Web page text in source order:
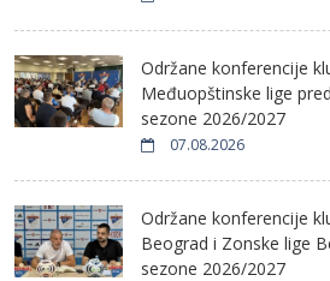
Održane konferencije
Međuopštinske lige
sezone 2026/2027
07.08.2026
Održane konferencije
Beograd i Zonske lige
sezone 2026/2027